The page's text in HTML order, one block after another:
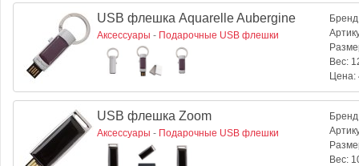
USB флешка Aquarelle Aubergine
Аксессуары - Подарочные USB флешки
Вес:
Цена:
USB флешка Zoom
Аксессуары - Подарочные USB флешки
Вес: